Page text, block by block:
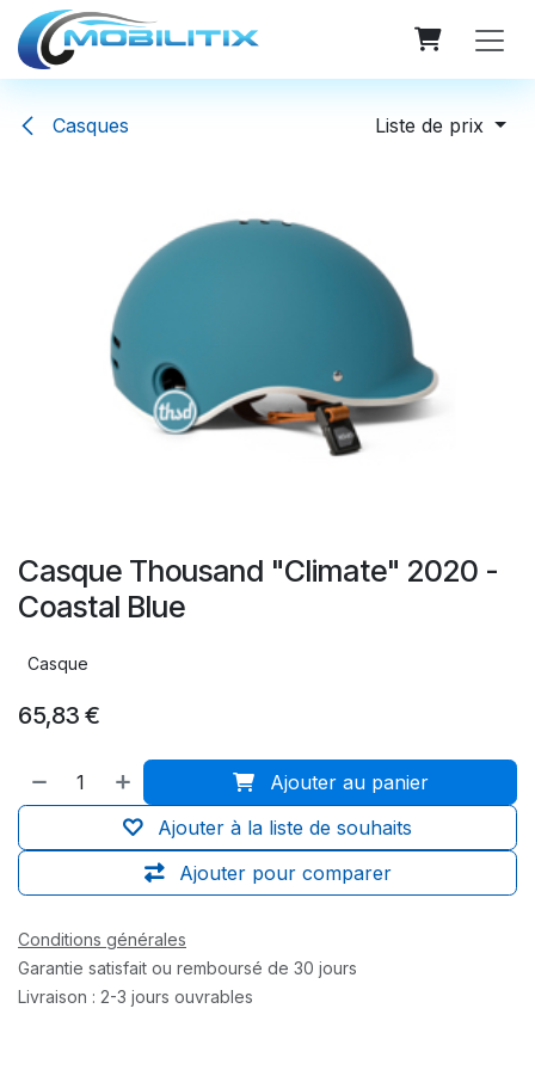
Se rendre au contenu
Casques Liste de prix
Casque Thousand "Climate" 2020 -
Coastal Blue
Casque
65,83 €
Ajouter au panier
Ajouter pour comparer
Ajouter à la liste de souhaits
Conditions générales
Garantie satisfait ou remboursé de 30 jours
Livraison : 2-3 jours ouvrables